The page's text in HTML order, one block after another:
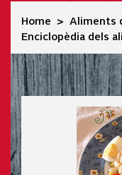
Home Aliments
Enciclopèdia dels